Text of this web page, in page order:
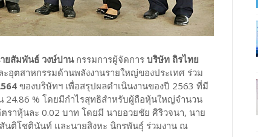
ยสัมพันธ์ วงษ์ปานกรรมการผู้จัดการ บริษัท ถิรไทย
อุตสาหกรรมด้านพลังงานรายใหญ่ของประเทศ ร่วม
ของบริษัทฯ เพื่อสรุปผลดำเนินงานของปี 2563 ที่มี
24.86 % โดยมีกำไรสุทธิสำหรับผู้ถือหุ้นใหญ่จำนวน
าหุ้นละ 0.02 บาท โดยมี นายอวยชัย ศิริวจนา, นาย
นติโชตินันท์ และนายสิงหะ นิกรพันธุ์ ร่วมงาน ณ